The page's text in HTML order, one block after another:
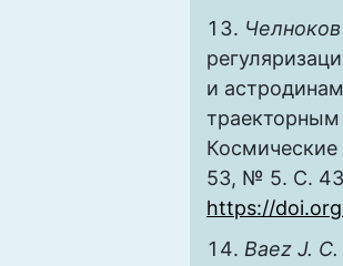
и
Космические
53, № 5. С.
https://
Baez J. C.